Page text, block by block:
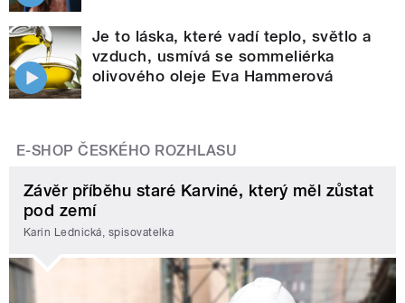
Je to láska, které vadí teplo, světlo a
vzduch, usmívá se sommeliérka
olivového oleje Eva Hammerová
E-SHOP ČESKÉHO ROZHLASU
Závěr příběhu staré Karviné, který měl zůstat
pod zemí
Karin Lednická, spisovatelka